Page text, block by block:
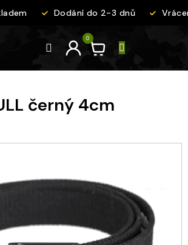
Dodání do 2-3 dnů
černý 4cm